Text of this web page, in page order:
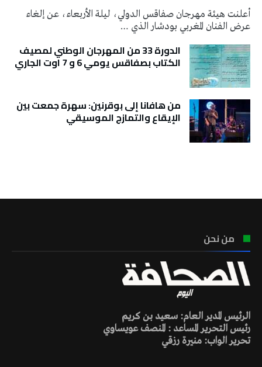
أعلنت هيئة مهرجان صفاقس الدولي، ليلة الأربعاء، عن إلغاء
عرض الفنان المغربي بودشار الذي …
الدورة 33 من المهرجان الوطني لمصيف
الكتاب بصفاقس يومي 6 و 7 اوت الجاري
من هافانا إلى بوقرنين: سهرة جمعت بين
الإيقاع والتمازج الموسيقي
من نحن
الرئيس المدير العام: سعيد بن كريم
رئيس التحرير المساعد : المنصف عويساوي
تحرير الواب: منيرة رزقي